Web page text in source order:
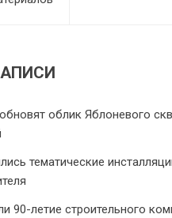
облик Яблоневого
тематические
90-летие строительного